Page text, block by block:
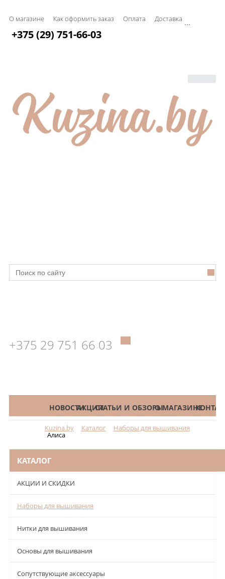
О магазине Как оформить заказ Оплата Доставка ...
+375 (29) 751-66-03
+375 29 751 66 03
КАТАЛОГНОВОСТИАКЦИИСТАТЬИ И ОБЗОРЫО МАГАЗИНЕ
Kuzina.by Каталог Наборы для вышивания
Алиса
КАТАЛОГ
АКЦИИ И СКИДКИ
Наборы для вышивания
Нитки для вышивания
Основы для вышивания
Сопутствующие аксессуары